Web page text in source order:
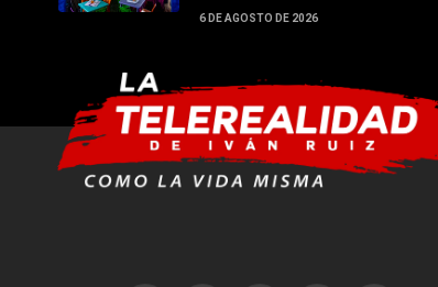
6 DE AGOSTO DE 2026